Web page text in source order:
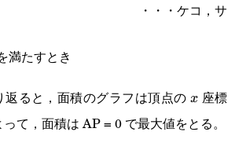
・・・ケコ，サ
満たすとき
ると，面積のグラフは頂点のx
x 座標
て，面積は AP = 0 で最大値をとる。